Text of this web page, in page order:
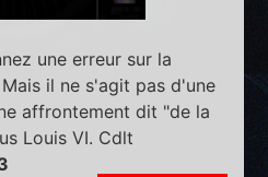
une erreur sur la
il ne s'agit pas d'une
affrontement dit "de la
Louis VI. Cdlt